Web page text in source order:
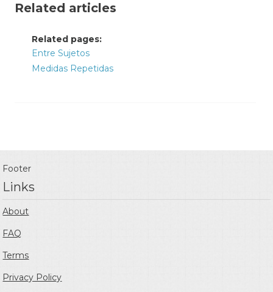
Related articles
Related pages:
Entre Sujetos
Medidas Repetidas
Footer
Links
About
FAQ
Terms
Privacy Policy